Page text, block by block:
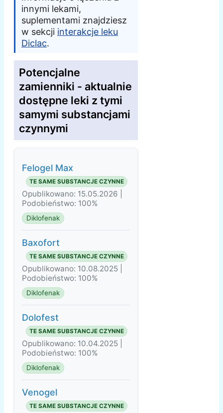
innymi lekami,
suplementami znajdziesz
w sekcji interakcje leku
Diclac.
Potencjalne
zamienniki - aktualnie
dostępne leki z tymi
samymi substancjami
czynnymi
Felogel Мax
TE SAME SUBSTANCJE CZYNNE
Opublikowano: 15.05.2026 |
Podobieństwo: 100%
Diklofenak
Baxofort
TE SAME SUBSTANCJE CZYNNE
Opublikowano: 10.08.2025 |
Podobieństwo: 100%
Diklofenak
Dolofest
TE SAME SUBSTANCJE CZYNNE
Opublikowano: 10.04.2025 |
Podobieństwo: 100%
Diklofenak
Venogel
TE SAME SUBSTANCJE CZYNNE